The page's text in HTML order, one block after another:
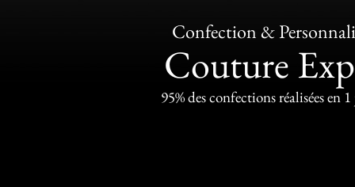
Confection &
Couture
95% des confections réalisées en